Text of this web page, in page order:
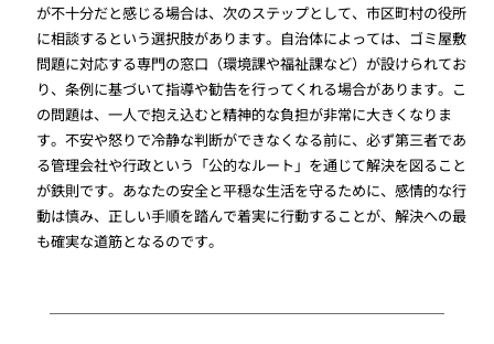
が不十分だと感じる場合は、次のステップとして、市区町村の役所
に相談するという選択肢があります。自治体によっては、ゴミ屋敷
問題に対応する専門の窓口（環境課や福祉課など）が設けられてお
り、条例に基づいて指導や勧告を行ってくれる場合があります。こ
の問題は、一人で抱え込むと精神的な負担が非常に大きくなりま
す。不安や怒りで冷静な判断ができなくなる前に、必ず第三者であ
る管理会社や行政という「公的なルート」を通じて解決を図ること
が鉄則です。あなたの安全と平穏な生活を守るために、感情的な行
動は慎み、正しい手順を踏んで着実に行動することが、解決への最
も確実な道筋となるのです。